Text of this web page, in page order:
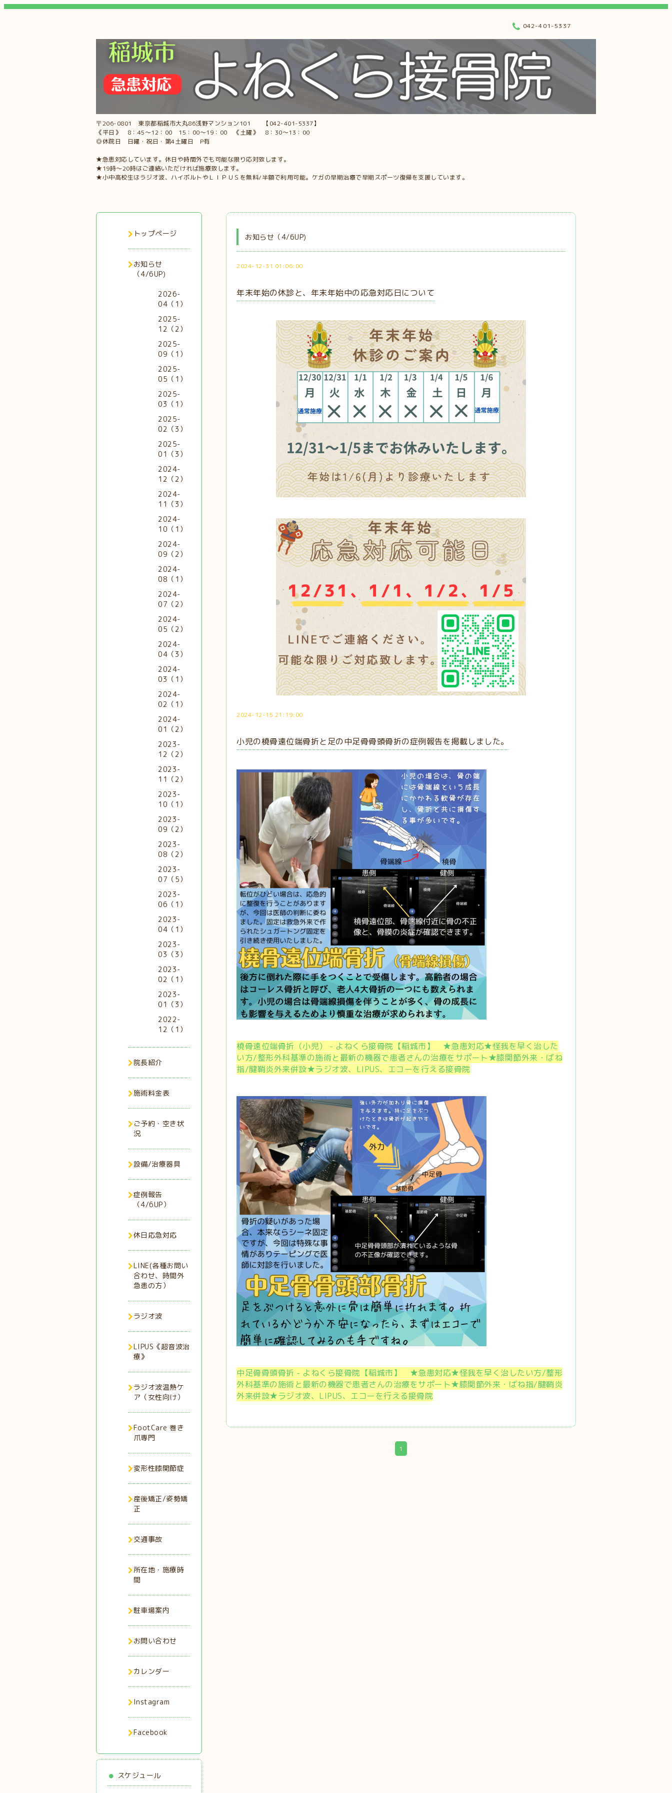
〒206-0801 東京都稲城市大丸86浅野マンション101 【042-401-5337】
《平日》 8：45～12：00 15：00～19：00 《土曜》 8：30～13：00
◎休院日 日曜・祝日・第4土曜日 P有
★急患対応しています。休日や時間外でも可能な限り応対致します。
★19時～20時はご連絡いただければ施療致します。
★小中高校生はラジオ波、ハイボルトやＬＩＰＵＳを無料/半額で利用可能。ケガの早期治療で早期スポーツ復帰を支援しています。
042-401-5337
お知らせ（4/6UP)
2024-12-31 01:06:00
年末年始の休診と、年末年始中の応急対応日について
2024-12-15 21:19:00
小児の橈骨遠位端骨折と足の中足骨骨頭骨折の症例報告を掲載しました。
橈骨遠位端骨折（小児） - よねくら接骨院【稲城市】 ★急患対応★怪我を早く治した
い方/整形外科基準の施術と最新の機器で患者さんの治療をサポート★膝関節外来・ばね
指/腱鞘炎外来併設★ラジオ波、LIPUS、エコーを行える接骨院
中足骨骨頭骨折 - よねくら接骨院【稲城市】 ★急患対応★怪我を早く治したい方/整形
外科基準の施術と最新の機器で患者さんの治療をサポート★膝関節外来・ばね指/腱鞘炎
外来併設★ラジオ波、LIPUS、エコーを行える接骨院
1
トップページ
お知らせ
（4/6UP)
2026-
04（1）
2025-
12（2）
2025-
09（1）
2025-
05（1）
2025-
03（1）
2025-
02（3）
2025-
01（3）
2024-
12（2）
2024-
11（3）
2024-
10（1）
2024-
09（2）
2024-
08（1）
2024-
07（2）
2024-
05（2）
2024-
04（3）
2024-
03（1）
2024-
02（1）
2024-
01（2）
2023-
12（2）
2023-
11（2）
2023-
10（1）
2023-
09（2）
2023-
08（2）
2023-
07（5）
2023-
06（1）
2023-
04（1）
2023-
03（3）
2023-
02（1）
2023-
01（3）
2022-
12（1）
院長紹介
施術料金表
ご予約・空き状
況
設備/治療器具
症例報告
（4/6UP）
休日応急対応
LINE(各種お問い
合わせ、時間外
急患の方）
ラジオ波
LIPUS《超音波治
療》
ラジオ波温熱ケ
ア（女性向け）
FootCare 巻き
爪専門
変形性膝関節症
産後矯正/姿勢矯
正
交通事故
所在地・施療時
間
駐車場案内
お問い合わせ
カレンダー
Instagram
Facebook
スケジュール